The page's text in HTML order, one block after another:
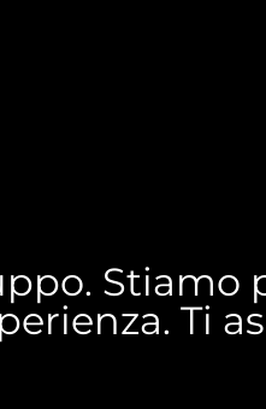
Stiamo
Ti